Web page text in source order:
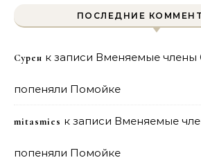
ПОСЛЕДНИЕ
Сурен к записи Вменяемые члены
попеняли Помойке
mitasmies к записи Вменяемые
попеняли Помойке